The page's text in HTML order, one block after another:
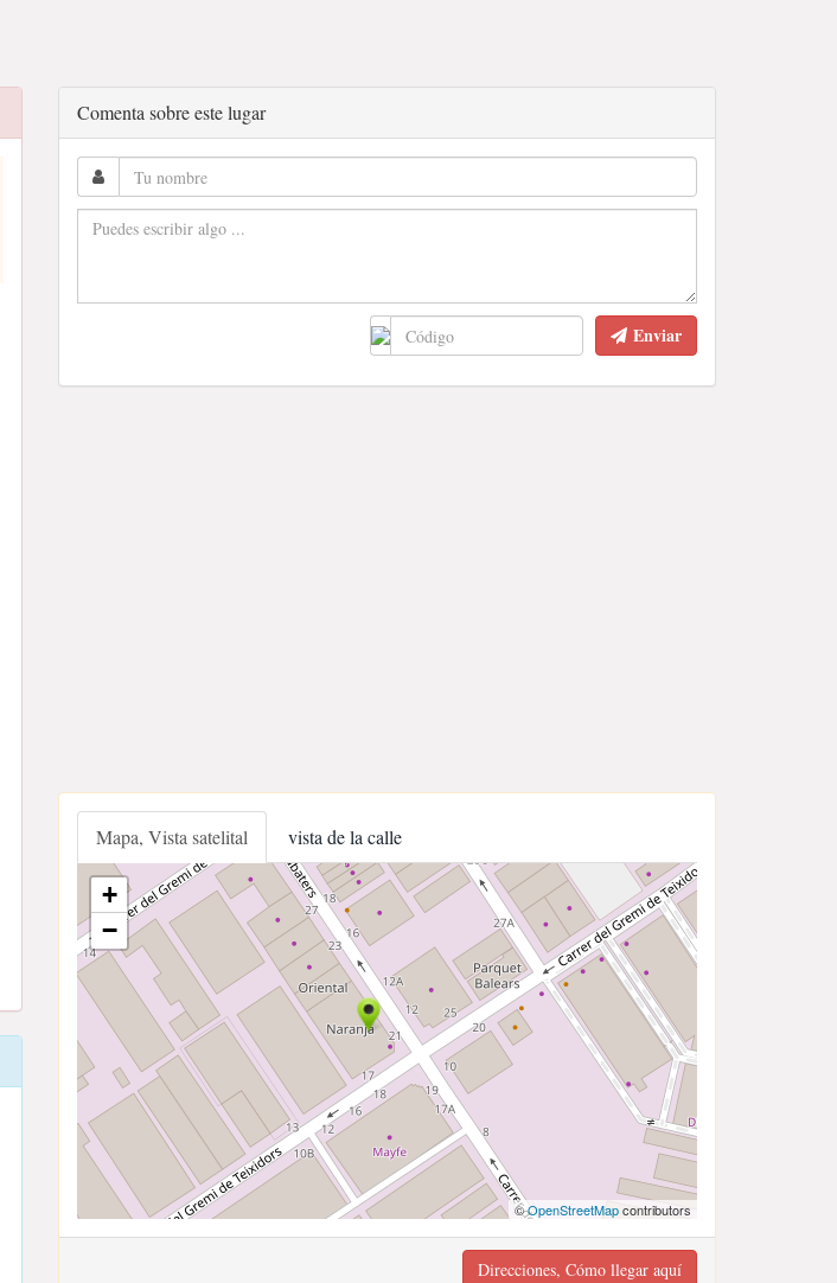
Comenta sobre este lugar
Enviar
Mapa, Vista satelital vista de la calle
+
−
©OpenStreetMapcontributors
Direcciones, Cómo llegar aquí